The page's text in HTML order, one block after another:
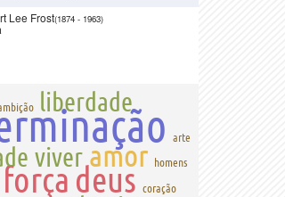
Lee Frost(1874 - 1963)
liberdade
arte
viver amor homens
forçadeus coração